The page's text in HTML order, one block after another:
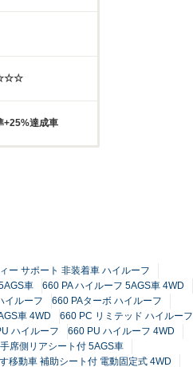
+25%達成車
ー サポート 非装着車 ハイルーフ
車
660 PA ハイルーフ 5AGS車 4WD
イルーフ
660 PAターボ ハイルーフ
車 4WD
660 PC リミテッド ハイルーフ
ハイルーフ
660 PU ハイルーフ 4WD
席側リアシート付 5AGS車
移動車 補助シート付 電動固定式 4WD